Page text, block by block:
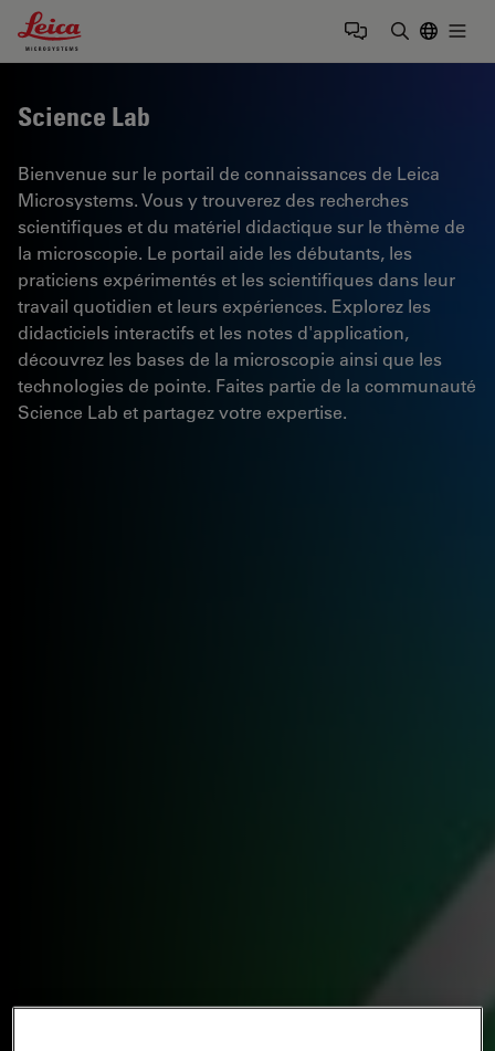
Leica Microsystems Logo
Science Lab
Bienvenue sur le portail de connaissances de Leica
Microsystems. Vous y trouverez des recherches
scientifiques et du matériel didactique sur le thème de
la microscopie. Le portail aide les débutants, les
praticiens expérimentés et les scientifiques dans leur
travail quotidien et leurs expériences. Explorez les
didacticiels interactifs et les notes d'application,
découvrez les bases de la microscopie ainsi que les
technologies de pointe. Faites partie de la communauté
Science Lab et partagez votre expertise.